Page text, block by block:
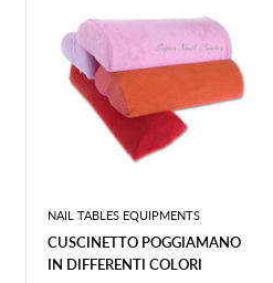
NAIL TABLES EQUIPMENTS
CUSCINETTO POGGIAMANO
IN DIFFERENTI COLORI